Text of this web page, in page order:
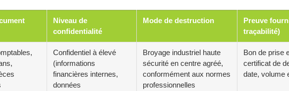
Niveau de
confidentialité
Mode de destruction
Preuve
traçabilité)
Confidentiel à élevé
(informations
financières internes,
données
Broyage industriel haute
sécurité en centre agréé,
conformément aux normes
professionnelles
Bon de prise
certificat de
date, volume